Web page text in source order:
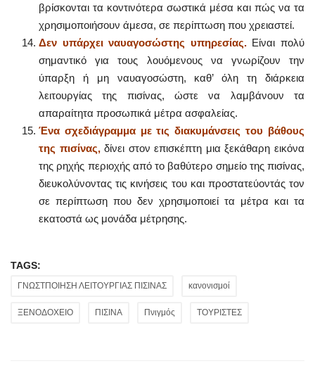
βρίσκονται τα κοντινότερα σωστικά μέσα και πώς να τα
χρησιμοποιήσουν άμεσα, σε περίπτωση που χρειαστεί.
Δεν υπάρχει ναυαγοσώστης υπηρεσίας. Είναι πολύ
σημαντικό για τους λουόμενους να γνωρίζουν την
ύπαρξη ή μη ναυαγοσώστη, καθ’ όλη τη διάρκεια
λειτουργίας της πισίνας, ώστε να λαμβάνουν τα
απαραίτητα προσωπικά μέτρα ασφαλείας.
Ένα σχεδιάγραμμα με τις διακυμάνσεις του βάθους
της πισίνας, δίνει στον επισκέπτη μια ξεκάθαρη εικόνα
της ρηχής περιοχής από το βαθύτερο σημείο της πισίνας,
διευκολύνοντας τις κινήσεις του και προστατεύοντάς τον
σε περίπτωση που δεν χρησιμοποιεί τα μέτρα και τα
εκατοστά ως μονάδα μέτρησης.
TAGS:
ΓΝΩΣΤΠΟΙΗΣΗ ΛΕΙΤΟΥΡΓΙΑΣ ΠΙΣΙΝΑΣ κανονισμοί
ΞΕΝΟΔΟΧΕΙΟ ΠΙΣΙΝΑ Πνιγμός ΤΟΥΡΙΣΤΕΣ